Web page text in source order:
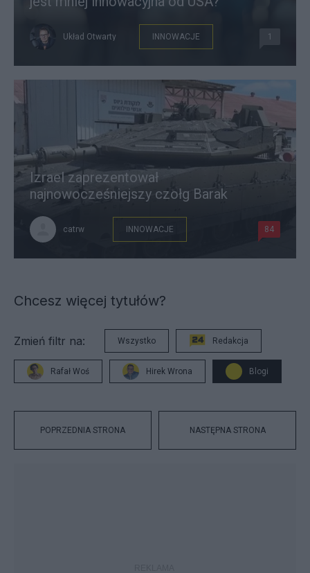
Układ Otwarty INNOWACJE 1
Izrael zaprezentował
najnowocześniejszy czołg Barak
catrw INNOWACJE 84
Chcesz więcej tytułów?
Zmień filtr na: Wszystko Redakcja
Rafał Woś Hirek Wrona Blogi
POPRZEDNIA STRONA NASTĘPNA STRONA